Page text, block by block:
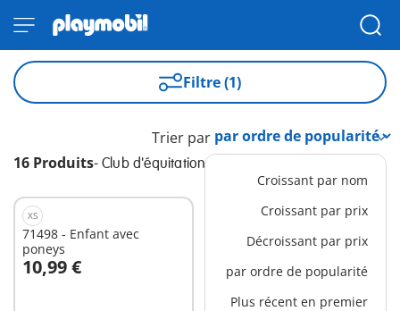
Filtre (1)
16 Produits- Club d'équitation
Trier par
Croissant par nom
Croissant par prix
Décroissant par prix
par ordre de popularité
Plus récent en premier
XS
71498 - Enfant avec
poneys
10,99 €
Au panier
71358 - Ellie & Sawdust
10,99 €
Au panier